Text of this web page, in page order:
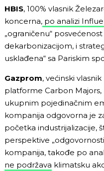
HBIS, 100% vlasnik
koncerna, po analizi
„ograničenu“
dekarbonizacijom, i
usklađena“ sa Pariskim
Gazprom, većinski
platforme Carbon Majors,
ukupnim pojedinačnim
kompanija odgovorna je
početka industrijalizacije,
perspektive
kompanija, takođe po
ne podržava klimatsku